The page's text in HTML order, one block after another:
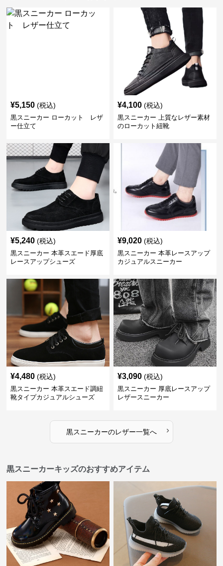
¥5,150 (税込)
黒スニーカー ローカット レザ
ー仕立て
¥4,100 (税込)
黒スニーカー 上質なレザー素材
のローカット紐靴
¥5,240 (税込)
黒スニーカー 本革スエード厚底
レースアップシューズ
¥9,020 (税込)
黒スニーカー 本革レースアップ
カジュアルスニーカー
¥4,480 (税込)
黒スニーカー 本革スエード調紐
靴タイプカジュアルシューズ
¥3,090 (税込)
黒スニーカー 厚底レースアップ
レザースニーカー
黒スニーカーのレザー一覧へ ›
黒スニーカーキッズのおすすめアイテム